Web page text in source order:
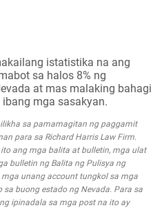
istatistika na ang
sa halos 8% ng
at mas malaking bahagi
mga sasakyan.
sa pamamagitan ng paggamit
para sa Richard Harris Law Firm.
ang mga balita at bulletin, mga ulat
bulletin ng Balita ng Pulisya ng
unang account tungkol sa mga
buong estado ng Nevada. Para sa
ipinadala sa mga post na ito ay